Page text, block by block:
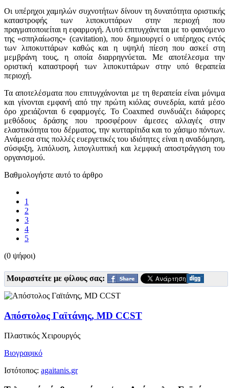
Οι υπέρηχοι χαμηλών συχνοτήτων δίνουν τη δυνατότητα οριστικής
καταστροφής των λιποκυττάρων στην περιοχή που
πραγματοποιείται η εφαρμογή. Αυτό επιτυγχάνεται με το φαινόμενο
της «σπηλαίωσης» (cavitation), που δημιουργεί ο υπέρηχος εντός
των λιποκυττάρων καθώς και η υψηλή πίεση που ασκεί στη
μεμβράνη τους, η οποία διαρρηγνύεται. Με αποτέλεσμα την
οριστική καταστροφή των λιποκυττάρων στην υπό θεραπεία
περιοχή.
Τα αποτελέσματα που επιτυγχάνονται με τη θεραπεία είναι μόνιμα
και γίνονται εμφανή από την πρώτη κιόλας συνεδρία, κατά μέσο
όρο χρειάζονται 6 εφαρμογές. Το Coaxmed συνδυάζει διάφορες
μεθόδους δράσης που προσφέρουν άμεσες αλλαγές στην
ελαστικότητα του δέρματος, την κυτταρίτιδα και το χάσιμο πόντων.
Ανάμεσα στις πολλές ευεργετικές του ιδιότητες είναι η αναδόμηση,
σύσφιξη, λιπόλυση, λιπογλυπτική και λεμφική αποστράγγιση του
οργανισμού.
Βαθμολογήστε αυτό το άρθρο
1
2
3
4
5
(0 ψήφοι)
Μοιραστείτε με φίλους σας:
Απόστολος Γαϊτάνης, MD CCST
Πλαστικός Χειρουργός
Βιογραφικό
Ιστότοπος: agaitanis.gr